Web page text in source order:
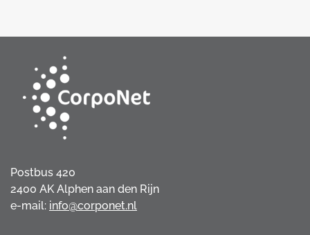
Postbus 420
2400 AK Alphen aan den Rijn
e-mail: info@corponet.nl